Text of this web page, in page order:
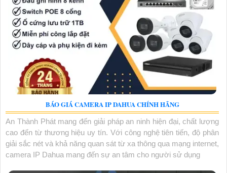
BÁO GIÁ CAMERA IP DAHUA CHÍNH HÃNG
An Thành Phát mang đến giải pháp an ninh hiện đại, chất lượng
cao đến từ thương hiệu uy tín. Với công nghệ tiên tiến, độ phân
giải sắc nét và khả năng quan sát từ xa thông qua mạng internet,
camera IP Dahua mang đến sự an tâm cho người sử dụng